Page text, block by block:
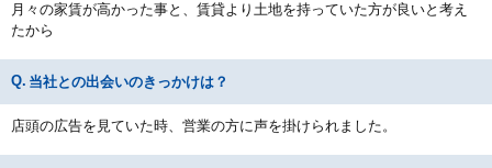
月々の家賃が高かった事と、賃貸より土地を持っていた方が良いと考え
たから
当社との出会いのきっかけは？
店頭の広告を見ていた時、営業の方に声を掛けられました。